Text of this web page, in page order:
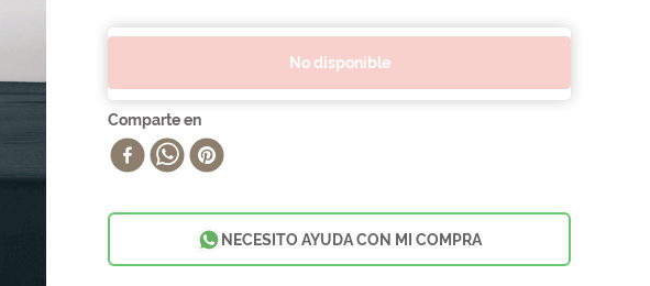
no disponible
NECESITO AYUDA CON MI COMPRA